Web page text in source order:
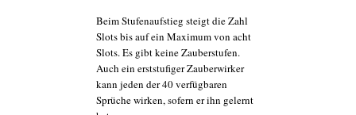
Beim Stufenaufstieg steigt die Zahl
Slots bis auf ein Maximum von acht
Slots. Es gibt keine Zauberstufen.
Auch ein erststufiger Zauberwirker
kann jeden der 40 verfügbaren
Sprüche wirken, sofern er ihn gelernt